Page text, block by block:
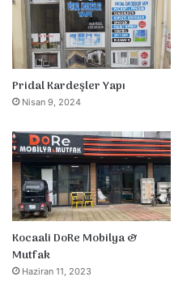
Pridal Kardeşler Yapı
Nisan 9, 2024
Kocaali DoRe Mobilya &
Mutfak
Haziran 11, 2023